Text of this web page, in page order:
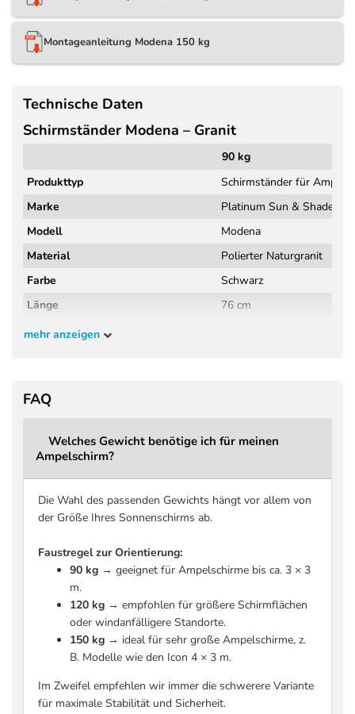
Montageanleitung Modena 150 kg
Technische Daten
Schirmständer Modena – Granit
90 kg
Produkttyp
Schirmständer für
Marke
Platinum Sun & Shade
Modell
Modena
Material
Polierter Naturgranit
Farbe
Schwarz
Länge
76 cm
Breite
Mobilität
Garantie
mehr anzeigen
FAQ
Welches Gewicht benötige ich für meinen
Ampelschirm?
Die Wahl des passenden Gewichts hängt vor allem von
der Größe Ihres Sonnenschirms ab.
Faustregel zur Orientierung:
90 kg→ geeignet für Ampelschirme bis ca. 3 × 3
m.
120 kg→ empfohlen für größere Schirmflächen
oder windanfälligere Standorte.
150 kg→ ideal für sehr große Ampelschirme, z.
B. Modelle wie den Icon 4 × 3 m.
Im Zweifel empfehlen wir immer die schwerere Variante
für maximale Stabilität und Sicherheit.